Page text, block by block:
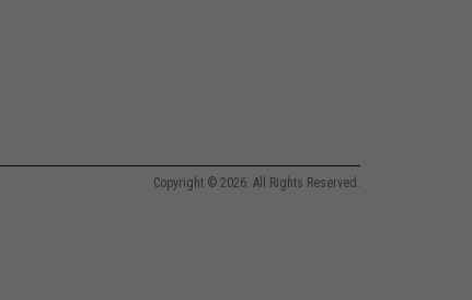
Copyright © 2026. All Rights Reserved.